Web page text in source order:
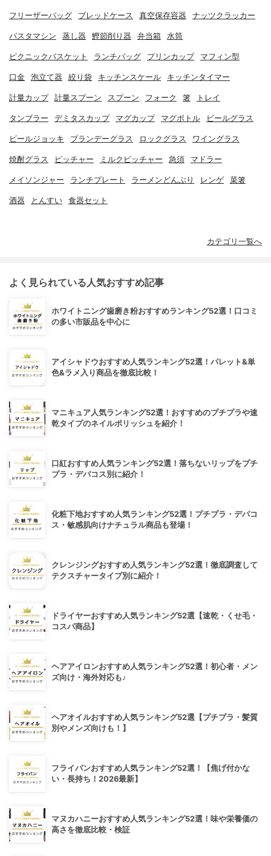
フリーザーバッグ ブレッドケース 真空保存容器 ナッツクラッカー
パスタマシン 蒸し器 鰹節削り器 弁当箱 水筒
ピクニックバスケット ランチバッグ プリンカップ マフィン型
口金 泡立て器 絞り袋 キッチンスケール キッチンタイマー
計量カップ 計量スプーン スプーン フォーク 箸 トレイ
タンブラー デミタスカップ マグカップ マグボトル ビールグラス
ビールジョッキ ブランデーグラス ロックグラス ワイングラス
焼酎グラス ピッチャー ミルクピッチャー 急須 マドラー
メイソンジャー ランチプレート ラーメンどんぶり レンゲ 菜箸
酒器 とんすい 食器セット
カテゴリ一覧へ
よく見られている人気おすすめ記事
ホワイトニング歯磨き粉おすすめランキング52選！口コミ
の多い市販品を中心に
アイシャドウおすすめ人気ランキング52選！パレット&単
色&ラメ入り商品を徹底比較！
マニキュア人気ランキング52選！おすすめのプチプラや速
乾タイプのネイルポリッシュを紹介！
口紅おすすめ人気ランキング52選！落ちないリップをプチ
プラ・デパコス別に紹介！
化粧下地おすすめ人気ランキング52選！プチプラ・デパコ
ス・敏感肌向けナチュラル商品も登場！
クレンジングおすすめ人気ランキング52選！徹底調査して
テクスチャータイプ別に紹介！
ドライヤーおすすめ人気ランキング52選【速乾・くせ毛・
コスパ商品】
ヘアアイロンおすすめ人気ランキング52選！初心者・メン
ズ向け・海外対応も♪
ヘアオイルおすすめ人気ランキング52選【プチプラ・髪質
別やメンズ向けも！】
フライパンおすすめ人気ランキング52選！【焦げ付かな
い・長持ち！2026最新】
マヌカハニーおすすめ人気ランキング52選！味や栄養価の
高さを徹底比較・検証